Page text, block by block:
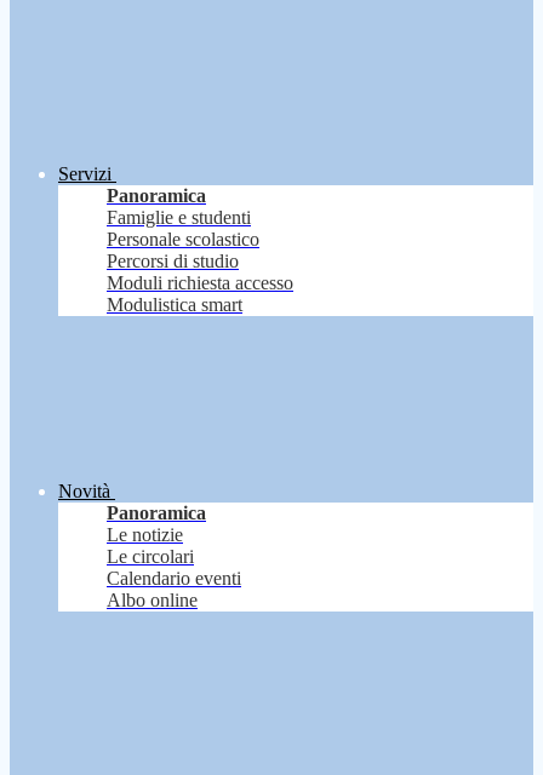
Servizi
Panoramica
Famiglie e studenti
Personale scolastico
Percorsi di studio
Moduli richiesta accesso
Modulistica smart
Novità
Panoramica
Le notizie
Le circolari
Calendario eventi
Albo online